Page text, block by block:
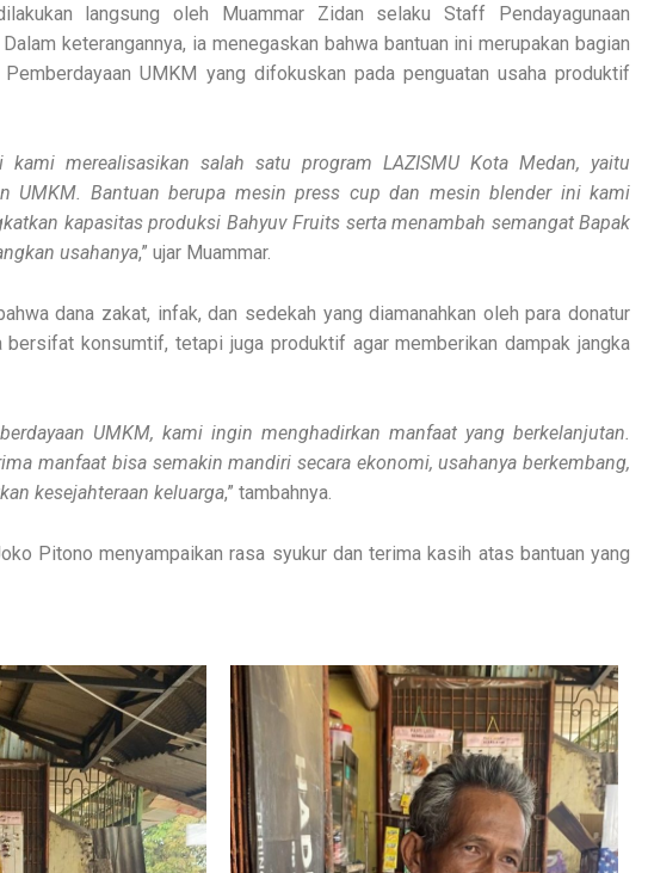
langsung oleh Muammar Zidan selaku Staff Pendayagunaan
keterangannya, ia menegaskan bahwa bantuan ini merupakan bagian
UMKM yang difokuskan pada penguatan usaha produktif
kami merealisasikan salah satu program LAZISMU Kota Medan, yaitu
UMKM. Bantuan berupa mesin press cup dan mesin blender ini kami
kapasitas produksi Bahyuv Fruits serta menambah semangat Bapak
usahanya,” ujar Muammar.
dana zakat, infak, dan sedekah yang diamanahkan oleh para donatur
bersifat konsumtif, tetapi juga produktif agar memberikan dampak jangka
UMKM, kami ingin menghadirkan manfaat yang berkelanjutan.
manfaat bisa semakin mandiri secara ekonomi, usahanya berkembang,
kesejahteraan keluarga,” tambahnya.
Pitono menyampaikan rasa syukur dan terima kasih atas bantuan yang